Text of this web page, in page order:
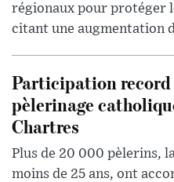
régionaux pour protéger
citant une augmentation
Participation record
pèlerinage
Chartres
Plus de 20 000 pèlerins,
moins de 25 ans, ont